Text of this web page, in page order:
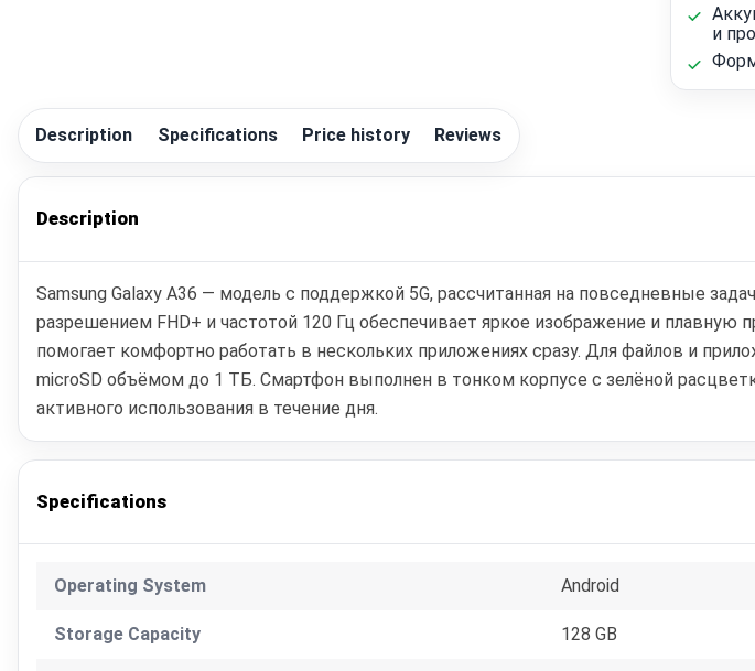
и
Description Specifications Price history Reviews
Description
Samsung Galaxy A36 — модель с поддержкой 5G, рассчитанная на повседневные
разрешением FHD+ и частотой 120 Гц обеспечивает яркое изображение и
помогает комфортно работать в нескольких приложениях сразу. Для файлов и
microSD объёмом до 1 ТБ. Смартфон выполнен в тонком корпусе с зелёной
активного использования в течение дня.
Specifications
Operating System Android
Storage Capacity 128 GB